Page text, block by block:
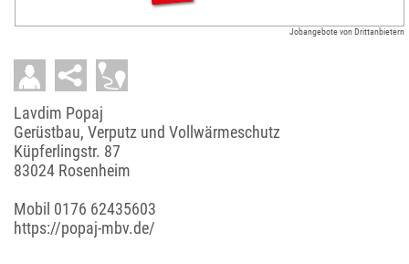
Jobangebote von Drittanbietern
Lavdim Popaj
Gerüstbau, Verputz und Vollwärmeschutz
Küpferlingstr. 87
83024 Rosenheim
Mobil 0176 62435603
https://popaj-mbv.de/